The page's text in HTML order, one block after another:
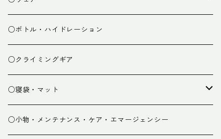
ミドルレイヤー
ベースレイヤー
パンツ
グローブ
○ボトル・ハイドレーション
○クライミングギア
○寝袋・マット
寝袋
○小物・メンテナンス・ケア・エマージェンシー